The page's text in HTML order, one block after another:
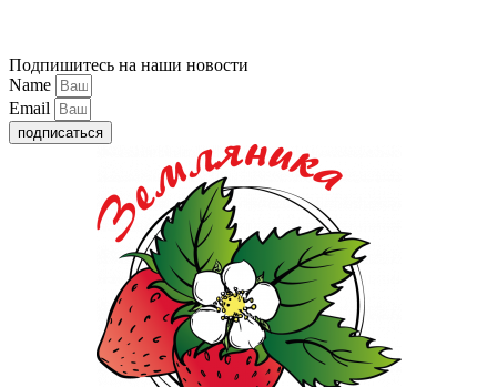
Подпишитесь на наши новости
Name
Email
подписаться